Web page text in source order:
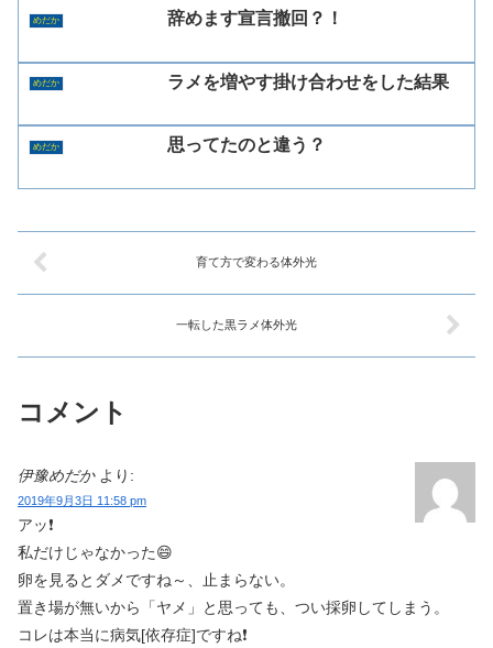
めだか 辞めます宣言撤回？！
めだか ラメを増やす掛け合わせをした結果
めだか 思ってたのと違う？
育て方で変わる体外光
一転した黒ラメ体外光
コメント
伊豫めだか より:
2019年9月3日 11:58 pm
アッ❗
私だけじゃなかった😄
卵を見るとダメですね～、止まらない。
置き場が無いから「ヤメ」と思っても、つい採卵してしまう。
コレは本当に病気[依存症]ですね❗